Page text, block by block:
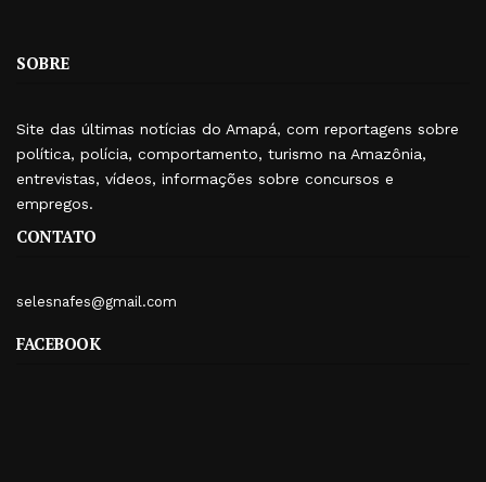
SOBRE
Site das últimas notícias do Amapá, com reportagens sobre
política, polícia, comportamento, turismo na Amazônia,
entrevistas, vídeos, informações sobre concursos e
empregos.
CONTATO
selesnafes@gmail.com
FACEBOOK